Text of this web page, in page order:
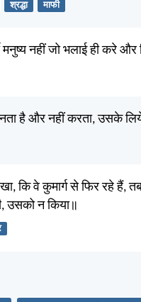
श्रद्धा माफी
मनुष्य नहीं जो भलाई ही करे
है और नहीं करता, उसके
कि वे कुमार्ग से फिर रहे हैं,
उसको न किया॥